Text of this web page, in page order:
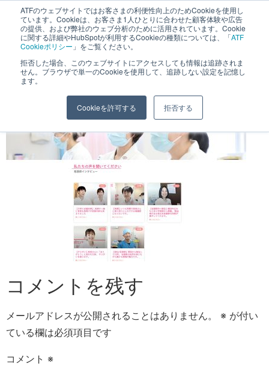
ATFのウェブサイトではお客さまの利便性向上のためCookieを使用し
ています。Cookieは、お客さま1人ひとりに合わせた顧客体験や広告
の提供、および弊社のウェブ分析のために活用されています。Cookie
に関する詳細やHubSpotが利用するCookieの種類については、「ATF
Cookieポリシー 」をご覧ください。
拒否した場合、このウェブサイトにアクセスしても情報は追跡されま
せん。ブラウザで単一のCookieを使用して、追跡しない設定を記憶し
ます。
Cookieを許可する 拒否する
長野県長野市・松本市ウェブ制作事業部 コンサルティングFIRM
pc-2
コメントを残す
メールアドレスが公開されることはありません。 ※ が付い
ている欄は必須項目です
コメント ※